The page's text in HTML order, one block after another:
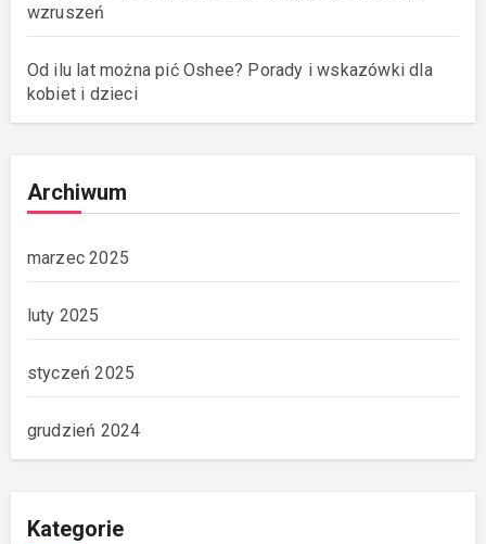
wzruszeń
Od ilu lat można pić Oshee? Porady i wskazówki dla
kobiet i dzieci
Archiwum
marzec 2025
luty 2025
styczeń 2025
grudzień 2024
Kategorie